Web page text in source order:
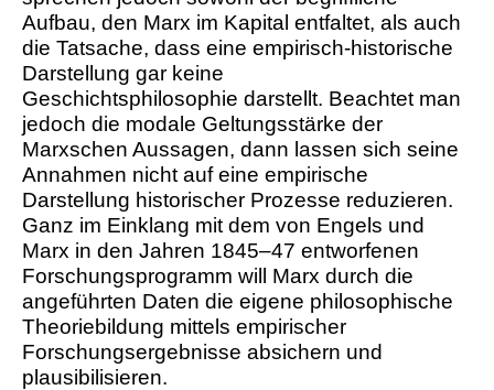
Aufbau, den Marx im Kapital entfaltet, als auch
die Tatsache, dass eine empirisch-historische
Darstellung gar keine
Geschichtsphilosophie darstellt. Beachtet man
jedoch die modale Geltungsstärke der
Marxschen Aussagen, dann lassen sich seine
Annahmen nicht auf eine empirische
Darstellung historischer Prozesse reduzieren.
Ganz im Einklang mit dem von Engels und
Marx in den Jahren 1845–47 entworfenen
Forschungsprogramm will Marx durch die
angeführten Daten die eigene philosophische
Theoriebildung mittels empirischer
Forschungsergebnisse absichern und
plausibilisieren.